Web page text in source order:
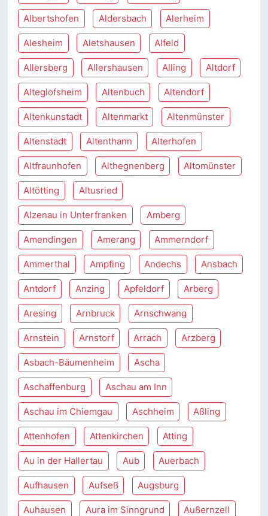
Albertshofen Aldersbach Alerheim
Alesheim Aletshausen Alfeld
Allersberg Allershausen Alling Altdorf
Alteglofsheim Altenbuch Altendorf
Altenkunstadt Altenmarkt Altenmünster
Altenstadt Altenthann Alterhofen
Altfraunhofen Althegnenberg Altomünster
Altötting Altusried
Alzenau in Unterfranken Amberg
Amendingen Amerang Ammerndorf
Ammerthal Ampfing Andechs Ansbach
Antdorf Anzing Apfeldorf Arberg
Aresing Arnbruck Arnschwang
Arnstein Arnstorf Arrach Arzberg
Asbach-Bäumenheim Ascha
Aschaffenburg Aschau am Inn
Aschau im Chiemgau Aschheim Aßling
Attenhofen Attenkirchen Atting
Au in der Hallertau Aub Auerbach
Aufhausen Aufseß Augsburg
Auhausen Aura im Sinngrund Außernzell